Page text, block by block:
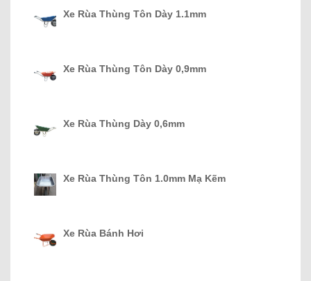
Xe Rùa Thùng Tôn Dày 1.1mm
Xe Rùa Thùng Tôn Dày 0,9mm
Xe Rùa Thùng Dày 0,6mm
Xe Rùa Thùng Tôn 1.0mm Mạ Kẽm
Xe Rùa Bánh Hơi